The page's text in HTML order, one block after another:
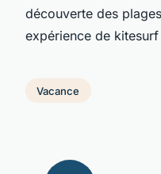
découverte des
expérience de
Vacance